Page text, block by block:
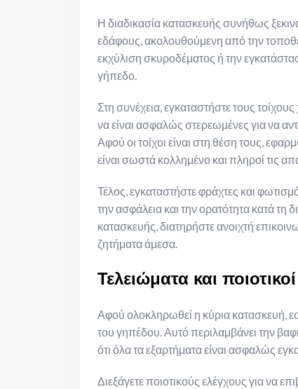
Η διαδικασία κατασκευής συνήθως
εδάφους, ακολουθούμενη από την
εκχύλιση σκυροδέματος ή την
γήπεδο.
Στη συνέχεια, εγκαταστήστε τους
να είναι ασφαλώς στερεωμένες για να
Αφού οι τοίχοι είναι στη θέση τους,
είναι σωστά κολλημένο και πληροί τις
Τέλος, εγκαταστήστε φράχτες και
την ασφάλεια και την ορατότητα κατά τη
κατασκευής, διατηρήστε ανοιχτή
ζητήματα άμεσα.
Τελειώματα και
Αφού ολοκληρωθεί η κύρια κατασκευή,
του γηπέδου. Αυτό περιλαμβάνει την
ότι όλα τα εξαρτήματα είναι ασφαλώς
Διεξάγετε ποιοτικούς ελέγχους για να